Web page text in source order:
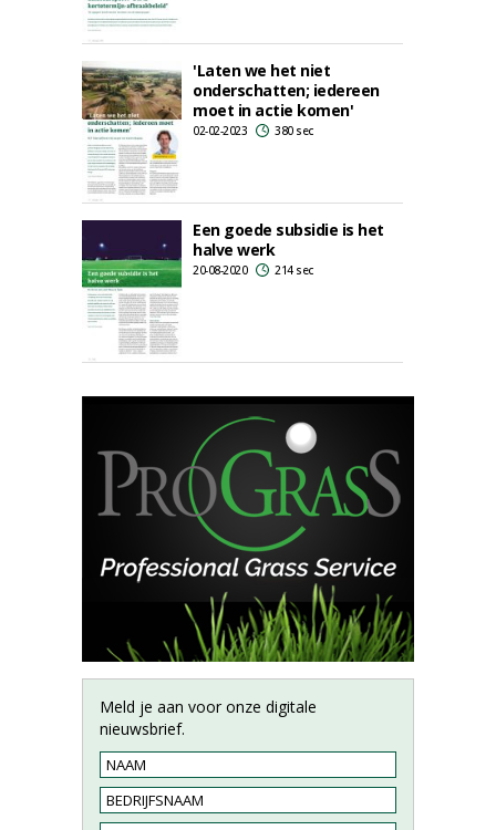
'Laten we het niet
onderschatten; iedereen
moet in actie komen'
02-02-2023 380 sec
Een goede subsidie is het
halve werk
20-08-2020 214 sec
Meld je aan voor onze digitale
nieuwsbrief.